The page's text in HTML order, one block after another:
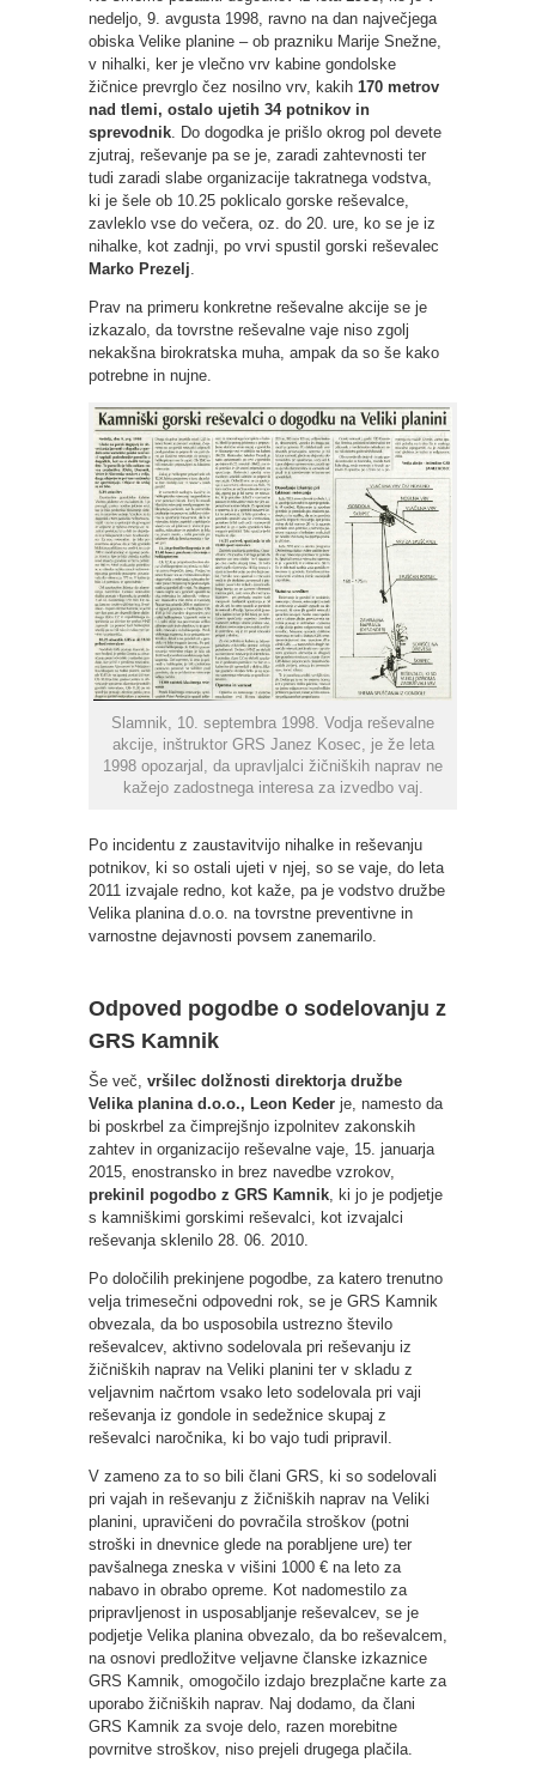
nedeljo, 9. avgusta 1998, ravno na dan največjega
obiska Velike planine – ob prazniku Marije Snežne,
v nihalki, ker je vlečno vrv kabine gondolske
žičnice prevrglo čez nosilno vrv, kakih 170 metrov
nad tlemi, ostalo ujetih 34 potnikov in
sprevodnik . Do dogodka je prišlo okrog pol devete
zjutraj, reševanje pa se je, zaradi zahtevnosti ter
tudi zaradi slabe organizacije takratnega vodstva,
ki je šele ob 10.25 poklicalo gorske reševalce,
zavleklo vse do večera, oz. do 20. ure, ko se je iz
nihalke, kot zadnji, po vrvi spustil gorski reševalec
Marko Prezelj
Prav na primeru konkretne reševalne akcije se je
izkazalo, da tovrstne reševalne vaje niso zgolj
nekakšna birokratska muha, ampak da so še kako
potrebne in nujne.
Slamnik, 10. septembra 1998. Vodja reševalne
akcije, inštruktor GRS Janez Kosec, je že leta
1998 opozarjal, da upravljalci žičniških naprav ne
kažejo zadostnega interesa za izvedbo vaj.
Po incidentu z zaustavitvijo nihalke in reševanju
potnikov, ki so ostali ujeti v njej, so se vaje, do leta
2011 izvajale redno, kot kaže, pa je vodstvo družbe
Velika planina d.o.o. na tovrstne preventivne in
varnostne dejavnosti povsem zanemarilo.
Odpoved pogodbe o sodelovanju z
GRS Kamnik
Še več, vršilec dolžnosti direktorja družbe
Velika planina d.o.o., Leon Keder je, namesto da
bi poskrbel za čimprejšnjo izpolnitev zakonskih
zahtev in organizacijo reševalne vaje, 15. januarja
2015, enostransko in brez navedbe vzrokov,
prekinil pogodbo z GRS Kamnik, ki jo je podjetje
s kamniškimi gorskimi reševalci, kot izvajalci
reševanja sklenilo 28. 06. 2010.
Po določilih prekinjene pogodbe, za katero trenutno
velja trimesečni odpovedni rok, se je GRS Kamnik
obvezala, da bo usposobila ustrezno število
reševalcev, aktivno sodelovala pri reševanju iz
žičniških naprav na Veliki planini ter v skladu z
veljavnim načrtom vsako leto sodelovala pri vaji
reševanja iz gondole in sedežnice skupaj z
reševalci naročnika, ki bo vajo tudi pripravil.
V zameno za to so bili člani GRS, ki so sodelovali
pri vajah in reševanju z žičniških naprav na Veliki
planini, upravičeni do povračila stroškov (potni
stroški in dnevnice glede na porabljene ure) ter
pavšalnega zneska v višini 1000 € na leto za
nabavo in obrabo opreme. Kot nadomestilo za
pripravljenost in usposabljanje reševalcev, se je
podjetje Velika planina obvezalo, da bo reševalcem,
na osnovi predložitve veljavne članske izkaznice
GRS Kamnik, omogočilo izdajo brezplačne karte za
uporabo žičniških naprav. Naj dodamo, da člani
GRS Kamnik za svoje delo, razen morebitne
povrnitve stroškov, niso prejeli drugega plačila.